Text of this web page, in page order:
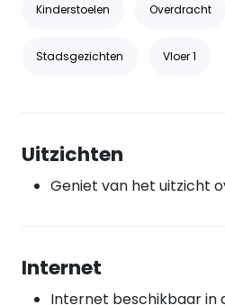
Kinderstoelen Overdracht
Stadsgezichten Vloer 1
Uitzichten
Geniet van het uitzicht
Internet
Internet beschikbaar in